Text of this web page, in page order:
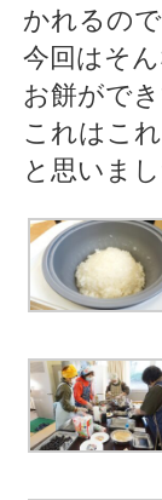
かれるの
今回はそ
お餅がで
これはこ
と思いまし